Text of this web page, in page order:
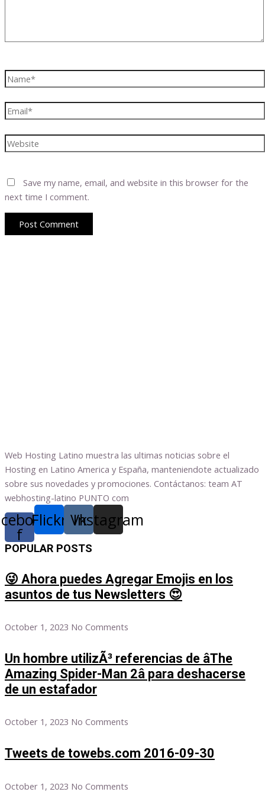
Name*
Email*
Website
Save my name, email, and website in this browser for the
next time I comment.
Web Hosting Latino muestra las ultimas noticias sobre el
Hosting en Latino America y España, manteniendote actualizado
sobre sus novedades y promociones. Contáctanos: team AT
webhosting-latino PUNTO com
f
Flickr Vk
Instagram
POPULAR POSTS
😜 Ahora puedes Agregar Emojis en los
asuntos de tus Newsletters 😍
October 1, 2023 No Comments
Un hombre utilizÃ³ referencias de âThe
Amazing Spider-Man 2â para deshacerse
de un estafador
October 1, 2023 No Comments
Tweets de towebs.com 2016-09-30
October 1, 2023 No Comments